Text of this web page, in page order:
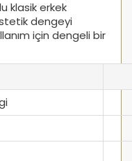
klasik erkek
dengeyi
için dengeli bir